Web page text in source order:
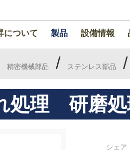
について 製品 設備情報
精密機械部品 / ステンレス部品
処理 研磨
シェア